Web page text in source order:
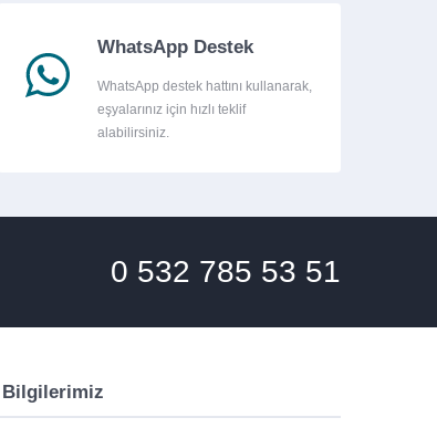
WhatsApp Destek
WhatsApp destek hattını kullanarak,
eşyalarınız için hızlı teklif
alabilirsiniz.
0 532 785 53 51